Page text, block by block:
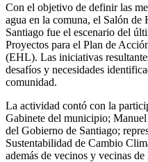
Con el objetivo de definir las
agua en la comuna, el Salón
Santiago fue el escenario del
Proyectos para el Plan de
(EHL). Las iniciativas
desafíos y necesidades
comunidad.
La actividad contó con la
Gabinete del municipio;
del Gobierno de Santiago;
Sustentabilidad de Cambio
además de vecinos y vecinas de